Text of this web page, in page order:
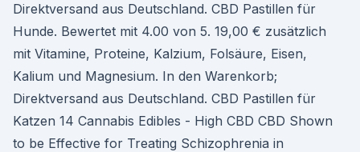
Direktversand aus Deutschland. CBD Pastillen für
Hunde. Bewertet mit 4.00 von 5. 19,00 € zusätzlich
mit Vitamine, Proteine, Kalzium, Folsäure, Eisen,
Kalium und Magnesium. In den Warenkorb;
Direktversand aus Deutschland. CBD Pastillen für
Katzen 14 Cannabis Edibles - High CBD CBD Shown
to be Effective for Treating Schizophrenia in